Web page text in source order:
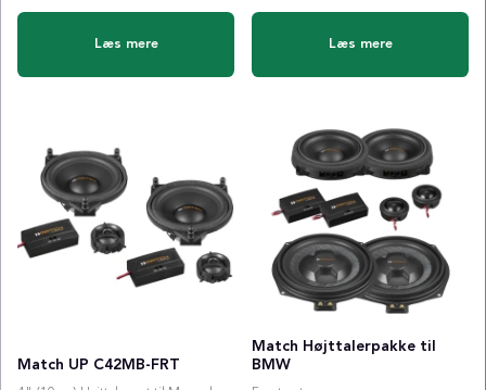
Læs mere Læs mere
Match UP C42MB-FRT
Match Højttalerpakke til
BMW